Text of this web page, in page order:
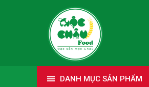
DANH MỤC SẢN PHẨM